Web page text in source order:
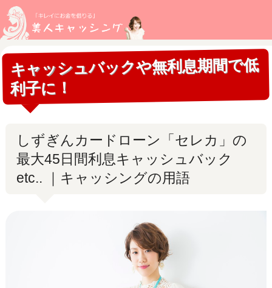
キャッシュバックや無利息期間で低
利子に！
しずぎんカードローン「セレカ」の
最大45日間利息キャッシュバック
etc.. ｜キャッシングの用語